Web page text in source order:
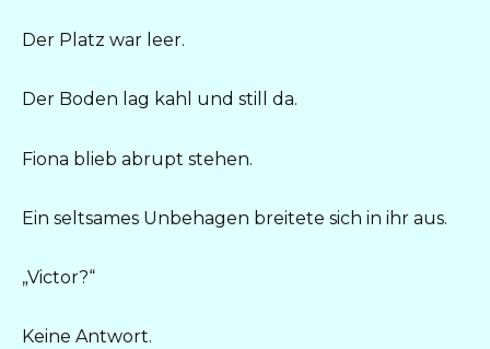
Der Platz war leer.
Der Boden lag kahl und still da.
Fiona blieb abrupt stehen.
Ein seltsames Unbehagen breitete sich in ihr aus.
„Victor?“
Keine Antwort.